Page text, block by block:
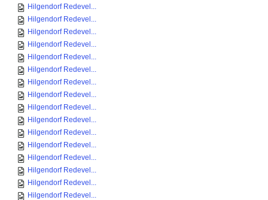
Hilgendorf Redevel...
Hilgendorf Redevel...
Hilgendorf Redevel...
Hilgendorf Redevel...
Hilgendorf Redevel...
Hilgendorf Redevel...
Hilgendorf Redevel...
Hilgendorf Redevel...
Hilgendorf Redevel...
Hilgendorf Redevel...
Hilgendorf Redevel...
Hilgendorf Redevel...
Hilgendorf Redevel...
Hilgendorf Redevel...
Hilgendorf Redevel...
Hilgendorf Redevel...